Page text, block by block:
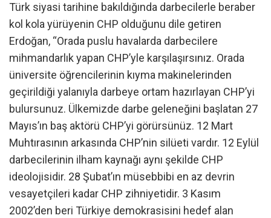
Türk siyasi tarihine bakıldığında darbecilerle beraber
kol kola yürüyenin CHP olduğunu dile getiren
Erdoğan, “Orada puslu havalarda darbecilere
mihmandarlık yapan CHP’yle karşılaşırsınız. Orada
üniversite öğrencilerinin kıyma makinelerinden
geçirildiği yalanıyla darbeye ortam hazırlayan CHP’yi
bulursunuz. Ülkemizde darbe geleneğini başlatan 27
Mayıs’ın baş aktörü CHP’yi görürsünüz. 12 Mart
Muhtırasının arkasında CHP’nin silüeti vardır. 12 Eylül
darbecilerinin ilham kaynağı aynı şekilde CHP
ideolojisidir. 28 Şubat’ın müsebbibi en az devrin
vesayetçileri kadar CHP zihniyetidir. 3 Kasım
2002’den beri Türkiye demokrasisini hedef alan